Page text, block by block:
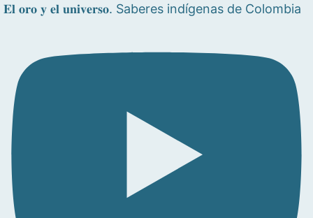
𝐄𝐥 𝐨𝐫𝐨 𝐲 𝐞𝐥 𝐮𝐧𝐢𝐯𝐞𝐫𝐬𝐨. Saberes indígenas de Colombia